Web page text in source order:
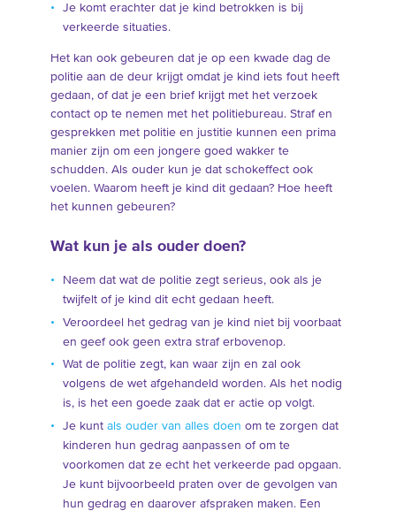
Je komt erachter dat je kind betrokken is bij
verkeerde situaties.
Het kan ook gebeuren dat je op een kwade dag de
politie aan de deur krijgt omdat je kind iets fout heeft
gedaan, of dat je een brief krijgt met het verzoek
contact op te nemen met het politiebureau. Straf en
gesprekken met politie en justitie kunnen een prima
manier zijn om een jongere goed wakker te
schudden. Als ouder kun je dat schokeffect ook
voelen. Waarom heeft je kind dit gedaan? Hoe heeft
het kunnen gebeuren?
Wat kun je als ouder doen?
Neem dat wat de politie zegt serieus, ook als je
twijfelt of je kind dit echt gedaan heeft.
Veroordeel het gedrag van je kind niet bij voorbaat
en geef ook geen extra straf erbovenop.
Wat de politie zegt, kan waar zijn en zal ook
volgens de wet afgehandeld worden. Als het nodig
is, is het een goede zaak dat er actie op volgt.
Je kunt als ouder van alles doen om te zorgen dat
kinderen hun gedrag aanpassen of om te
voorkomen dat ze echt het verkeerde pad opgaan.
Je kunt bijvoorbeeld praten over de gevolgen van
hun gedrag en daarover afspraken maken. Een